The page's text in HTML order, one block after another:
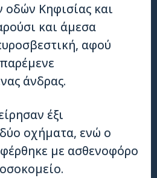
Κηφισίας και
και άμεσα
αφού
άνδρας.
έξι
οχήματα, ενώ ο
με ασθενοφόρο